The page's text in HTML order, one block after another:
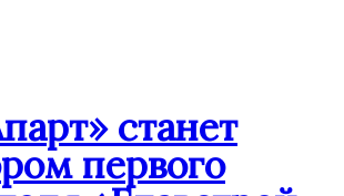
станет
первого